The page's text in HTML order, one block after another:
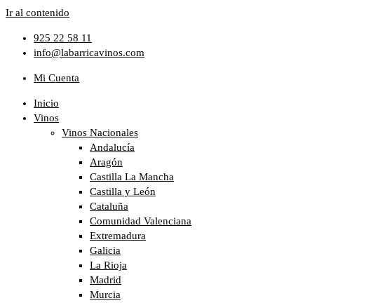
Ir al contenido
925 22 58 11
info@labarricavinos.com
Mi Cuenta
Inicio
Vinos
Vinos Nacionales
Andalucía
Aragón
Castilla La Mancha
Castilla y León
Cataluña
Comunidad Valenciana
Extremadura
Galicia
La Rioja
Madrid
Murcia